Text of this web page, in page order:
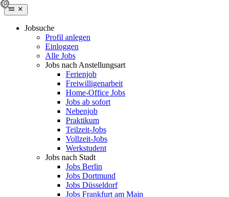
Jobsuche
Profil anlegen
Einloggen
Alle Jobs
Jobs nach Anstellungsart
Ferienjob
Freiwilligenarbeit
Home-Office Jobs
Jobs ab sofort
Nebenjob
Praktikum
Teilzeit-Jobs
Vollzeit-Jobs
Werkstudent
Jobs nach Stadt
Jobs Berlin
Jobs Dortmund
Jobs Düsseldorf
Jobs Frankfurt am Main